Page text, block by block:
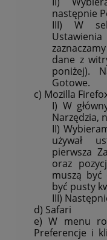
następnie
III) W
dane z
poniżej).
Gotowe.
c) Mozilla
I) W
Narzędzia,
II)
używał
pierwsza
oraz
muszą
być pusty
III)
d) Safari
e) W menu
Preferencje i